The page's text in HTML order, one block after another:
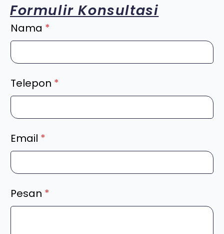
Formulir Konsultasi
Nama *
Telepon *
Email *
Pesan *